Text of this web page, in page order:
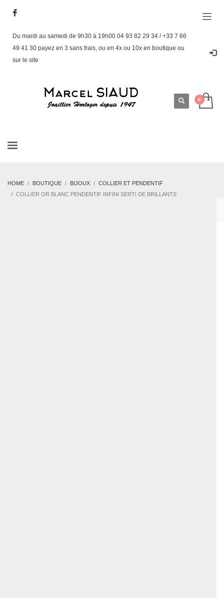
Du mardi au samedi de 9h30 à 19h00 04 93 82 29 34 / +33 7 66
49 41 30 payez en 3 sans frais, ou en 4x ou 10x en boutique ou
sur le site
HOME BOUTIQUE BIJOUX
COLLIER ET PENDENTIF
COLLIER OR BLANC PENDENTIF INFINI SERTI DE BRILLANTS